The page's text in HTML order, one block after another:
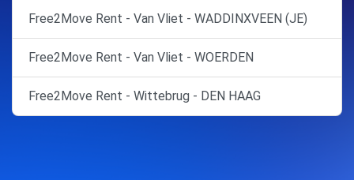
Free2Move Rent - Van Vliet - WADDINXVEEN (JE)
Free2Move Rent - Van Vliet - WOERDEN
Free2Move Rent - Wittebrug - DEN HAAG